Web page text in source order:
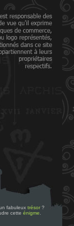
fabuleux trésor ?
cette énigme